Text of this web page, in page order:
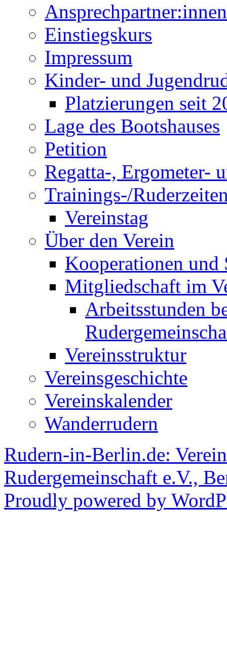
Ansprechpartner:innen
Einstiegskurs
Impressum
Kinder- und
Platzierungen seit
Lage des Bootshauses
Petition
Regatta-, Ergometer-
Trainings-/
Vereinstag
Über den Verein
Kooperationen und
Mitgliedschaft im
Arbeitsstunden
Vereinsstruktur
Vereinsgeschichte
Vereinskalender
Wanderrudern
Rudern-in-Berlin.de:
Rudergemeinschaft e.V.,
Proudly powered by